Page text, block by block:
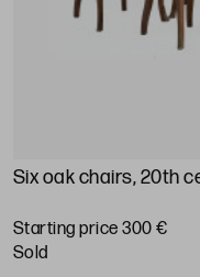
Six oak chairs, 20th
Starting price 300 €
sold